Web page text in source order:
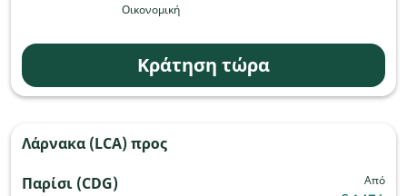
Οικονομική
Κράτηση τώρα
Λάρνακα (LCA)προς
Παρίσι (CDG)
Από